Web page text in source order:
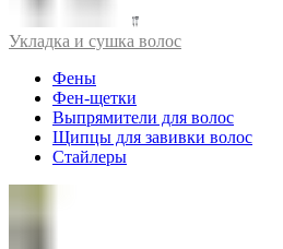
Укладка и сушка волос
Фены
Фен-щетки
Выпрямители для волос
Щипцы для завивки волос
Стайлеры